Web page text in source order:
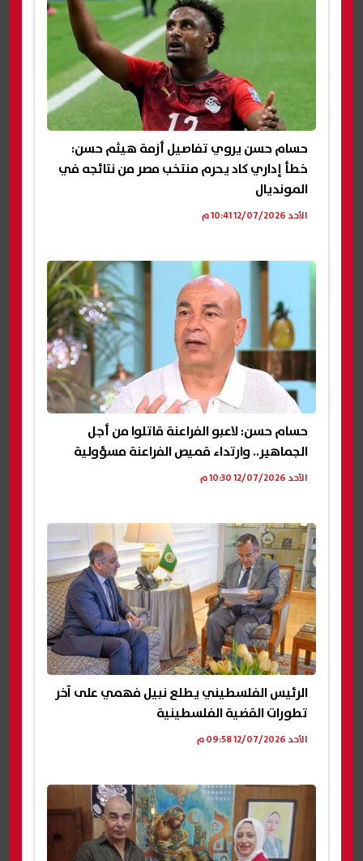
حسام حسن يروي تفاصيل أزمة هيثم حسن:
خطأ إداري كاد يحرم منتخب مصر من نتائجه في
المونديال
الأحد 12/07/2026 10:41 م
حسام حسن: لاعبو الفراعنة قاتلوا من أجل
الجماهير.. وارتداء قميص الفراعنة مسؤولية
الأحد 12/07/2026 10:30 م
الرئيس الفلسطيني يطلع نبيل فهمي على آخر
تطورات القضية الفلسطينية
الأحد 12/07/2026 09:58 م